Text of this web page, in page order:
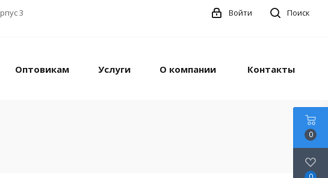
3
Поиск
Войти
Оптовикам Услуги О компании Контакты
0